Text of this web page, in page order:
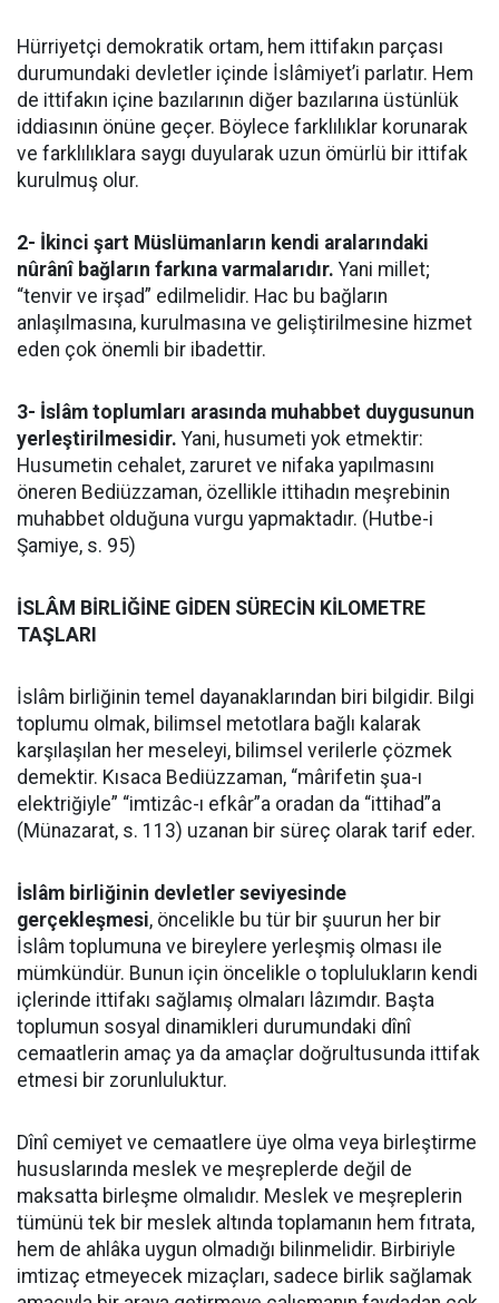
Hürriyetçi demokratik ortam, hem ittifakın parçası
durumundaki devletler içinde İslâmiyet’i parlatır. Hem
de ittifakın içine bazılarının diğer bazılarına üstünlük
iddiasının önüne geçer. Böylece farklılıklar korunarak
ve farklılıklara saygı duyularak uzun ömürlü bir ittifak
kurulmuş olur.
2- İkinci şart Müslümanların kendi aralarındaki
nûrânî bağların farkına varmalarıdır. Yani millet;
“tenvir ve irşad” edilmelidir. Hac bu bağların
anlaşılmasına, kurulmasına ve geliştirilmesine hizmet
eden çok önemli bir ibadettir.
3- İslâm toplumları arasında muhabbet duygusunun
yerleştirilmesidir. Yani, husumeti yok etmektir:
Husumetin cehalet, zaruret ve nifaka yapılmasını
öneren Bediüzzaman, özellikle ittihadın meşrebinin
muhabbet olduğuna vurgu yapmaktadır. (Hutbe-i
Şamiye, s. 95)
İSLÂM BİRLİĞİNE GİDEN SÜRECİN KİLOMETRE
TAŞLARI
İslâm birliğinin temel dayanaklarından biri bilgidir. Bilgi
toplumu olmak, bilimsel metotlara bağlı kalarak
karşılaşılan her meseleyi, bilimsel verilerle çözmek
demektir. Kısaca Bediüzzaman, “mârifetin şua-ı
elektriğiyle” “imtizâc-ı efkâr”a oradan da “ittihad”a
(Münazarat, s. 113) uzanan bir süreç olarak tarif eder.
İslâm birliğinin devletler seviyesinde
gerçekleşmesi, öncelikle bu tür bir şuurun her bir
İslâm toplumuna ve bireylere yerleşmiş olması ile
mümkündür. Bunun için öncelikle o toplulukların kendi
içlerinde ittifakı sağlamış olmaları lâzımdır. Başta
toplumun sosyal dinamikleri durumundaki dînî
cemaatlerin amaç ya da amaçlar doğrultusunda ittifak
etmesi bir zorunluluktur.
Dînî cemiyet ve cemaatlere üye olma veya birleştirme
hususlarında meslek ve meşreplerde değil de
maksatta birleşme olmalıdır. Meslek ve meşreplerin
tümünü tek bir meslek altında toplamanın hem fıtrata,
hem de ahlâka uygun olmadığı bilinmelidir. Birbiriyle
imtizaç etmeyecek mizaçları, sadece birlik sağlamak